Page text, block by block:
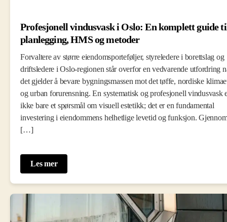
Profesjonell vindusvask i Oslo: En komplett guide
planlegging, HMS og metoder
Forvaltere av større eiendomsporteføljer, styreledere i borettslag og
driftsledere i Oslo-regionen står overfor en vedvarende utfordring
det gjelder å bevare bygningsmassen mot det tøffe, nordiske
og urban forurensning. En systematisk og profesjonell vindusvask
ikke bare et spørsmål om visuell estetikk; det er en fundamental
investering i eiendommens helhetlige levetid og funksjon.
[…]
Les mer